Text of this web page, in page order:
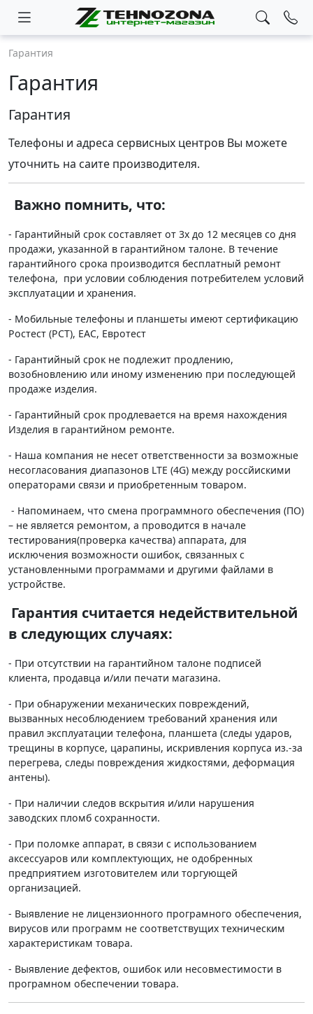
Гарантия
Гарантия
Гарантия
Телефоны и адреса сервисных центров Вы можете
уточнить на саите производителя.
Важно помнить, что:
- Гарантийный срок составляет от 3х до 12 месяцев со дня
продажи, указанной в гарантийном талоне. В течение
гарантийного срока производится бесплатный ремонт
телефона, при условии соблюдения потребителем условий
эксплуатации и хранения.
- Мобильные телефоны и планшеты имеют сертификацию
Ростест (РСТ), ЕАС, Евротест
- Гарантийный срок не подлежит продлению,
возобновлению или иному изменению при последующей
продаже изделия.
- Гарантийный срок продлевается на время нахождения
Изделия в гарантийном ремонте.
- Наша компания не несет ответственности за возможные
несогласования диапазонов LTE (4G) между россйискими
операторами связи и приобретенным товаром.
- Напоминаем, что смена программного обеспечения (ПО)
– не является ремонтом, а проводится в начале
тестирования(проверка качества) аппарата, для
исключения возможности ошибок, связанных с
установленными программами и другими файлами в
устройстве.
Гарантия считается недействительной
в следующих случаях:
- При отсутствии на гарантийном талоне подписей
клиента, продавца и/или печати магазина.
- При обнаружении механических повреждений,
вызванных несоблюдением требований хранения или
правил эксплуатации телефона, планшета (следы ударов,
трещины в корпусе, царапины, искривления корпуса из.-за
перегрева, следы повреждения жидкостями, деформация
антены).
- При наличии следов вскрытия и/или нарушения
заводских пломб сохранности.
- При поломке аппарат, в связи с использованием
аксессуаров или комплектующих, не одобренных
предприятием изготовителем или торгующей
организацией.
- Выявление не лицензионного програмного обеспечения,
вирусов или программ не соответствущих техническим
характеристикам товара.
- Выявление дефектов, ошибок или несовместимости в
програмном обеспечении товара.